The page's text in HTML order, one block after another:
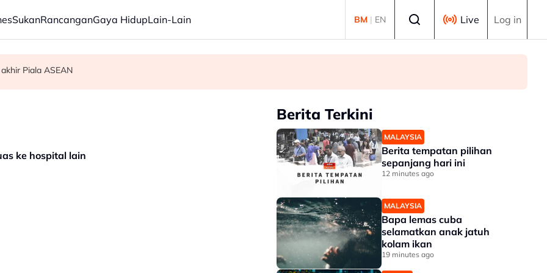
SukanRancanganGaya HidupLain-Lain BM | EN Live Log in
ikanPiala ASEAN
ke hospital lain
Berita Terkini
MALAYSIA
Berita tempatan pilihan
sepanjang hari ini
12 minutes ago
MALAYSIA
Bapa lemas cuba
selamatkan anak jatuh
kolam ikan
19 minutes ago